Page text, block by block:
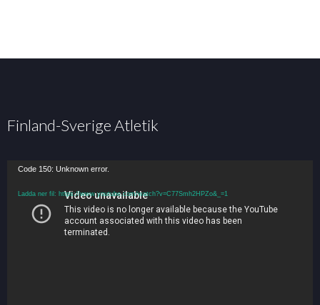
Finland-Sverige Atletik
Code 150: Unknown error.
Ladda ner fil: https://www.youtube.com/watch?v=C77Smh2HPZo&_=1